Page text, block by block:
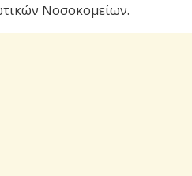
Νοσοκομείων.